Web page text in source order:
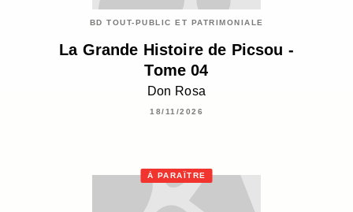
BD TOUT-PUBLIC ET PATRIMONIALE
La Grande Histoire de Picsou -
Tome 04
Don Rosa
18/11/2026
À PARAÎTRE